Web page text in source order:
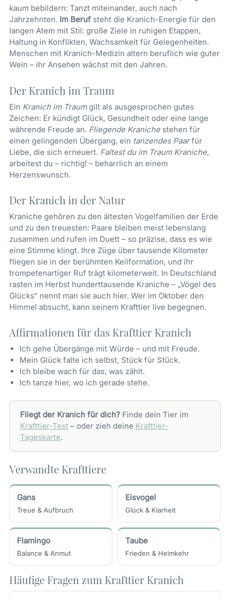
kaum bebildern: Tanzt miteinander, auch nach
Jahrzehnten. Im Beruf steht die Kranich-Energie für den
langen Atem mit Stil: große Ziele in ruhigen Etappen,
Haltung in Konflikten, Wachsamkeit für Gelegenheiten.
Menschen mit Kranich-Medizin altern beruflich wie guter
Wein – ihr Ansehen wächst mit den Jahren.
Der Kranich im Traum
Ein Kranich im Traumgilt als ausgesprochen gutes
Zeichen: Er kündigt Glück, Gesundheit oder eine lange
währende Freude an. Fliegende Kranichestehen für
einen gelingenden Übergang, ein tanzendes Paarfür
Liebe, die sich erneuert. Faltest du im Traum Kraniche,
arbeitest du – richtig! – beharrlich an einem
Herzenswunsch.
Der Kranich in der Natur
Kraniche gehören zu den ältesten Vogelfamilien der Erde
und zu den treuesten: Paare bleiben meist lebenslang
zusammen und rufen im Duett – so präzise, dass es wie
eine Stimme klingt. Ihre Züge über tausende Kilometer
fliegen sie in der berühmten Keilformation, und ihr
trompetenartiger Ruf trägt kilometerweit. In Deutschland
rasten im Herbst hunderttausende Kraniche – „Vögel des
Glücks“ nennt man sie auch hier. Wer im Oktober den
Himmel absucht, kann seinem Krafttier live begegnen.
Affirmationen für das Krafttier Kranich
Ich gehe Übergänge mit Würde – und mit Freude.
Mein Glück falte ich selbst, Stück für Stück.
Ich bleibe wach für das, was zählt.
Ich tanze hier, wo ich gerade stehe.
Fliegt der Kranich für dich? Finde dein Tier im
Krafttier-Test – oder zieh deine Krafttier-
Tageskarte.
Verwandte Krafttiere
Gans
Treue & Aufbruch
Eisvogel
Glück & Klarheit
Flamingo
Balance & Anmut
Taube
Frieden & Heimkehr
Häufige Fragen zum Krafttier Kranich